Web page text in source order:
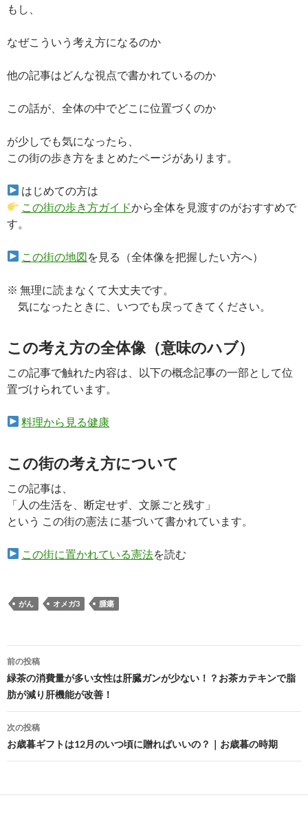
もし、
なぜこういう考え方になるのか
他の記事はどんな視点で書かれているのか
この話が、全体の中でどこに位置づくのか
が少しでも気になったら、
この街の歩き方をまとめたページがあります。
はじめての方は
この街の歩き方ガイドから全体を見渡すのがおすすめで
す。
この街の地図を見る（全体像を把握したい方へ）
※ 無理に読まなくて大丈夫です。
気になったときに、いつでも戻ってきてください。
この考え方の全体像（意味のハブ）
この記事で触れた内容は、以下の概念記事の一部として位
置づけられています。
料理から見る健康
この街の考え方について
この記事は、
「人の生活を、断定せず、文脈ごと残す」
という この街の憲法 に基づいて書かれています。
この街に置かれている憲法を読む
がん オメガ3 腫瘍
投
稿
ナ
ビ
ゲ
シ
前の投稿
緑茶の消費量が多い女性は肝臓ガンが少ない！？お茶カテキンで脂
肪が減り肝機能が改善！
次の投稿
お歳暮ギフトは12月のいつ頃に贈ればいいの？｜お歳暮の時期